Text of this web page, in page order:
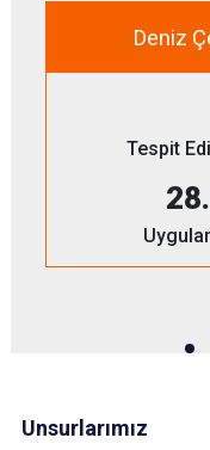
Deniz
Tespit
Unsurlarımız